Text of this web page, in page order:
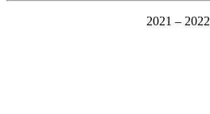
2021 – 2022